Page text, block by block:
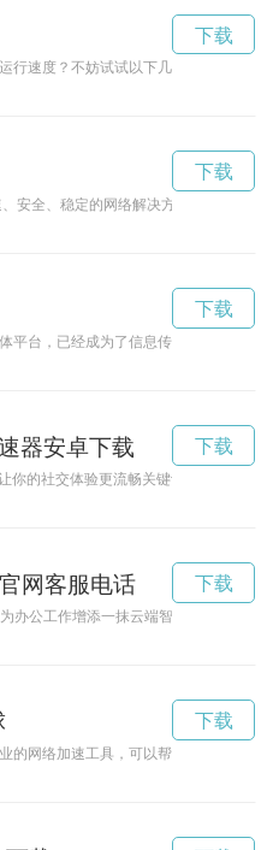
行速度？不妨试试以下几款可以帮助加速
下载
、安全、稳定的网络解决方案，适用于企
下载
平台，已经成为了信息传播的重要渠道
下载
器安卓下载
你的社交体验更流畅关键词: Twitter、免
下载
网客服电话
办公工作增添一抹云端智慧，带来高效便
下载
的网络加速工具，可以帮助用户快速、
下载